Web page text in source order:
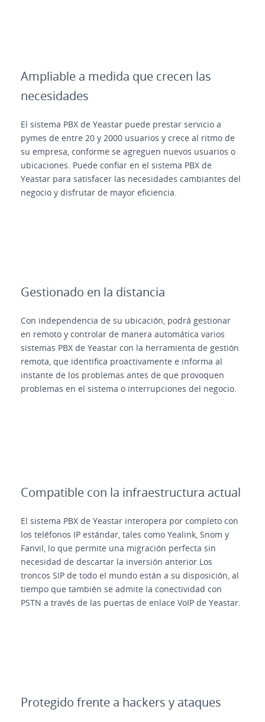
Ampliable a medida que crecen las
necesidades
El sistema PBX de Yeastar puede prestar servicio a
pymes de entre 20 y 2000 usuarios y crece al ritmo de
su empresa, conforme se agreguen nuevos usuarios o
ubicaciones. Puede confiar en el sistema PBX de
Yeastar para satisfacer las necesidades cambiantes del
negocio y disfrutar de mayor eficiencia.
Gestionado en la distancia
Con independencia de su ubicación, podrá gestionar
en remoto y controlar de manera automática varios
sistemas PBX de Yeastar con la herramienta de gestión
remota, que identifica proactivamente e informa al
instante de los problemas antes de que provoquen
problemas en el sistema o interrupciones del negocio.
Compatible con la infraestructura actual
El sistema PBX de Yeastar interopera por completo con
los teléfonos IP estándar, tales como Yealink, Snom y
Fanvil, lo que permite una migración perfecta sin
necesidad de descartar la inversión anterior.Los
troncos SIP de todo el mundo están a su disposición, al
tiempo que también se admite la conectividad con
PSTN a través de las puertas de enlace VoIP de Yeastar.
Protegido frente a hackers y ataques